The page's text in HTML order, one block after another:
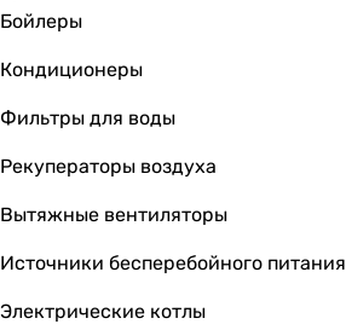
настенный, потолочный
настенный, потолочный
настенный, потолочный
Назначение
приточно-вытяжная
приточно-вытяжная
приточно-вытяжная
Бойлеры
Кондиционеры
Фильтры для воды
Рекуператоры воздуха
Вытяжные вентиляторы
Источники бесперебойного питания
Электрические котлы